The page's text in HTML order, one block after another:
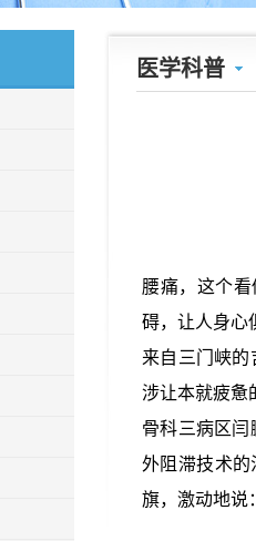
医学科普
腰痛，这个
碍，让人身心
来自三门峡
涉让本就疲惫
骨科三病区
外阻滞技术
旗，激动地说